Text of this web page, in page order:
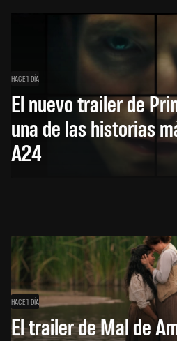
HACE 1 DÍA
El nuevo trailer de
una de las historias
A24
HACE 1 DÍA
El trailer de Mal de